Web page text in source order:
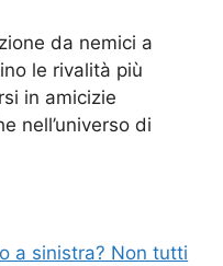
da nemici a
le rivalità più
in amicizie
nell’universo di
a sinistra? Non tutti